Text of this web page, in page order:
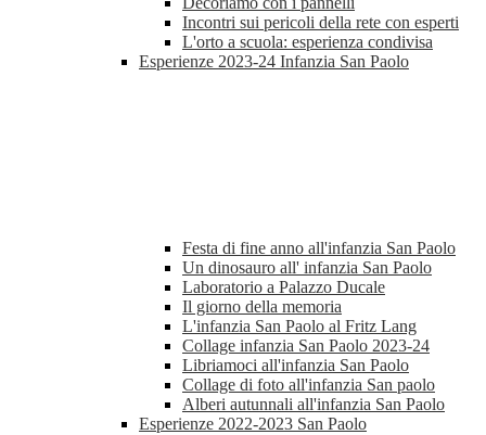
Incontri sui pericoli della rete con esperti
L'orto a scuola: esperienza condivisa
Esperienze 2023-24 Infanzia San Paolo
Festa di fine anno all'infanzia San Paolo
Un dinosauro all' infanzia San Paolo
Laboratorio a Palazzo Ducale
Il giorno della memoria
L'infanzia San Paolo al Fritz Lang
Collage infanzia San Paolo 2023-24
Libriamoci all'infanzia San Paolo
Collage di foto all'infanzia San paolo
Alberi autunnali all'infanzia San Paolo
Esperienze 2022-2023 San Paolo